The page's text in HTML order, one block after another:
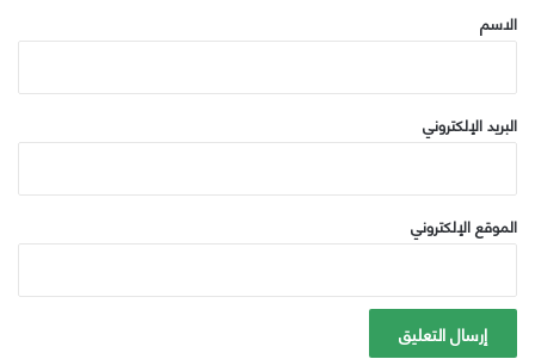
*
الاسم
البريد الإلكتروني
الموقع الإلكتروني